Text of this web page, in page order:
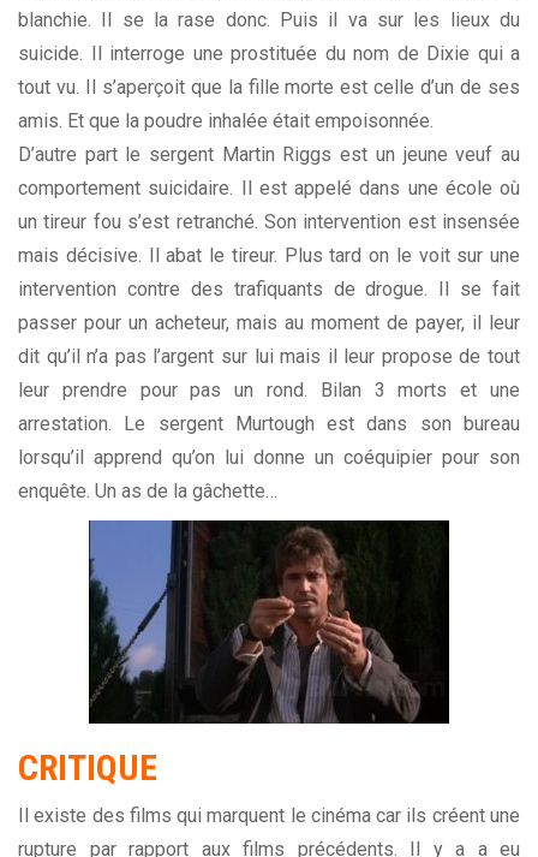
blanchie. Il se la rase donc. Puis il va sur les lieux du
suicide. Il interroge une prostituée du nom de Dixie qui a
tout vu. Il s’aperçoit que la fille morte est celle d’un de ses
amis. Et que la poudre inhalée était empoisonnée.
D’autre part le sergent Martin Riggs est un jeune veuf au
comportement suicidaire. Il est appelé dans une école où
un tireur fou s’est retranché. Son intervention est insensée
mais décisive. Il abat le tireur. Plus tard on le voit sur une
intervention contre des trafiquants de drogue. Il se fait
passer pour un acheteur, mais au moment de payer, il leur
dit qu’il n’a pas l’argent sur lui mais il leur propose de tout
leur prendre pour pas un rond. Bilan 3 morts et une
arrestation. Le sergent Murtough est dans son bureau
lorsqu’il apprend qu’on lui donne un coéquipier pour son
enquête. Un as de la gâchette…
CRITIQUE
Il existe des films qui marquent le cinéma car ils créent une
rupture par rapport aux films précédents. Il y a a eu